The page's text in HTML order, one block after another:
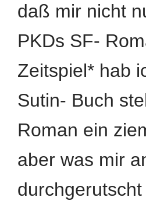
daß mir nicht
PKDs SF-
Zeitspiel* hab
Sutin- Buch
Roman ein
aber was mir